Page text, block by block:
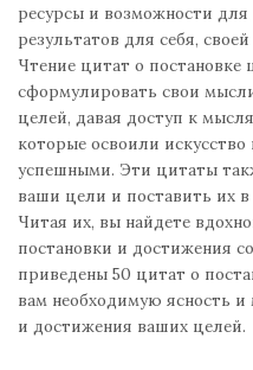
ресурсы и возможности
результатов для себя,
Чтение цитат о постановке
сформулировать свои
целей, давая доступ к
которые освоили
успешными. Эти цитаты
ваши цели и поставить их
Читая их, вы найдете
постановки и достижения
приведены 50 цитат о
вам необходимую ясность
и достижения ваших целей.